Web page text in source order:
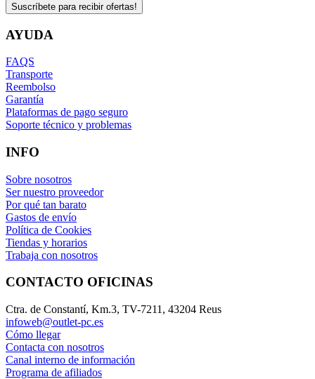
Suscríbete para recibir ofertas!
AYUDA
FAQS
Transporte
Reembolso
Garantía
Plataformas de pago seguro
Soporte técnico y problemas
INFO
Sobre nosotros
Ser nuestro proveedor
Por qué tan barato
Gastos de envío
Política de Cookies
Tiendas y horarios
Trabaja con nosotros
CONTACTO OFICINAS
Ctra. de Constantí, Km.3, TV-7211, 43204 Reus
infoweb@outlet-pc.es
Cómo llegar
Contacta con nosotros
Canal interno de información
Programa de afiliados